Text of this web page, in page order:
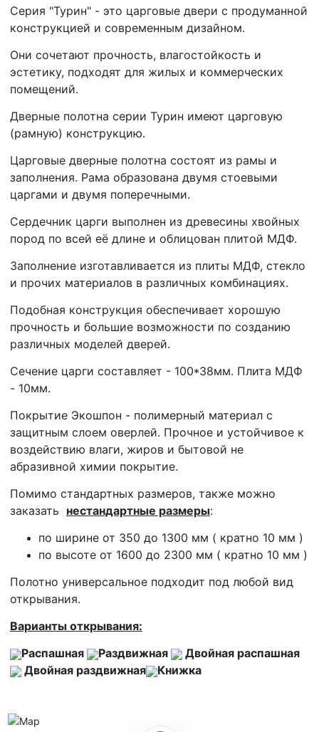
Серия "Турин" - это царговые двери с продуманной
конструкцией и современным дизайном.
Они сочетают прочность, влагостойкость и
эстетику, подходят для жилых и коммерческих
помещений.
Дверные полотна серии Турин имеют царговую
(рамную) конструкцию.
Царговые дверные полотна состоят из рамы и
заполнения. Рама образована двумя стоевыми
царгами и двумя поперечными.
Сердечник царги выполнен из древесины хвойных
пород по всей её длине и облицован плитой МДФ.
Заполнение изготавливается из плиты МДФ, стекло
и прочих материалов в различных комбинациях.
Подобная конструкция обеспечивает хорошую
прочность и большие возможности по созданию
различных моделей дверей.
Сечение царги составляет - 100*38мм. Плита МДФ
- 10мм.
Покрытие Экошпон - полимерный материал с
защитным слоем оверлей. Прочное и устойчивое к
воздействию влаги, жиров и бытовой не
абразивной химии покрытие.
Помимо стандартных размеров, также можно
заказать нестандартные размеры:
по ширине от 350 до 1300 мм ( кратно 10 мм )
по высоте от 1600 до 2300 мм ( кратно 10 мм )
Полотно универсальное подходит под любой вид
открывания.
Варианты открывания:
Распашная
Раздвижная
Двойная распашная
Двойная раздвижная
Книжка